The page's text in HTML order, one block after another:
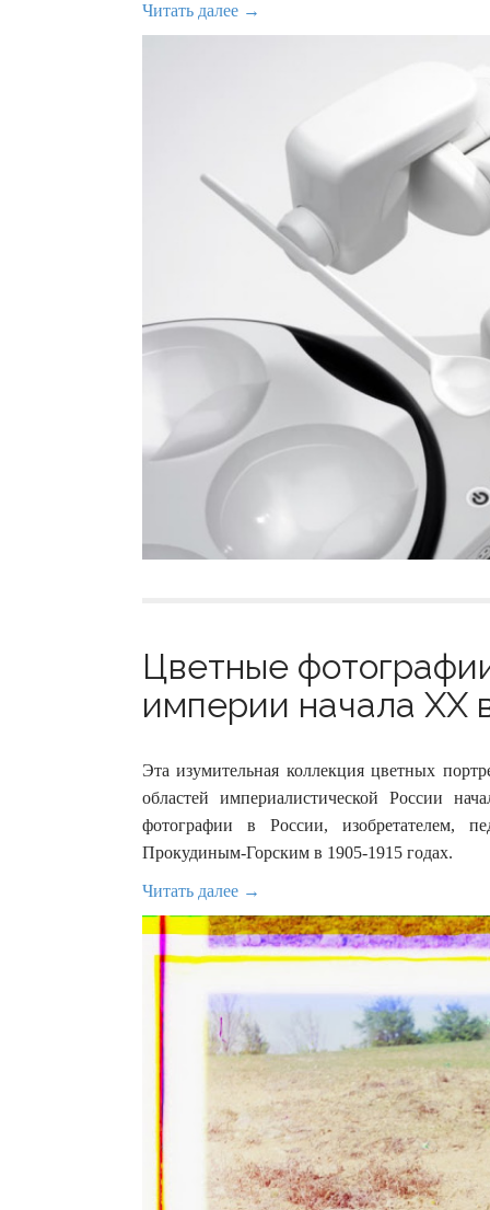
Читать далее →
Цветные
империи начала XX
Эта изумительная коллекция цветных
областей империалистической России
фотографии в России, изобретателем,
Прокудиным-Горским в 1905-1915 годах.
Читать далее →